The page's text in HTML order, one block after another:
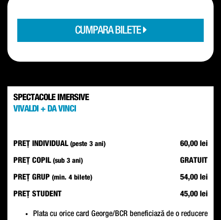
CUMPARA BILETE
SPECTACOLE IMERSIVE
VIVALDI + DA VINCI
PREȚ INDIVIDUAL (peste 3 ani) 60,00 lei
PREȚ COPIL (sub 3 ani) GRATUIT
PREȚ GRUP (min. 4 bilete) 54,00 lei
PREȚ STUDENT 45,00 lei
Plata cu orice card George/BCR beneficiază de o reducere